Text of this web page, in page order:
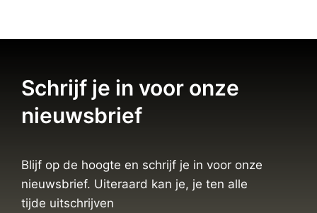
Schrijf je in voor onze
nieuwsbrief
Blijf op de hoogte en schrijf je in voor onze
nieuwsbrief. Uiteraard kan je, je ten alle
tijde uitschrijven